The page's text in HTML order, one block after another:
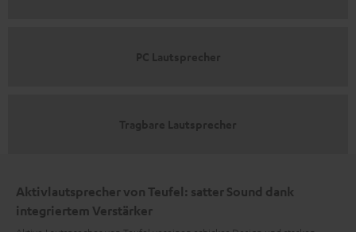
PC Lautsprecher
Tragbare Lautsprecher
Aktivlautsprecher von Teufel: satter Sound dank
integriertem Verstärker